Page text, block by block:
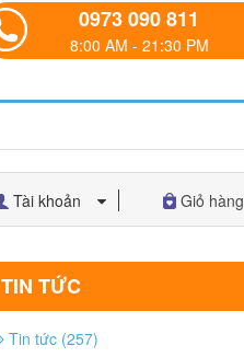
0973 090 811
8:00 AM - 21:30 PM
Tài khoản Giỏ hàng
TIN TỨC
Tin tức (257)